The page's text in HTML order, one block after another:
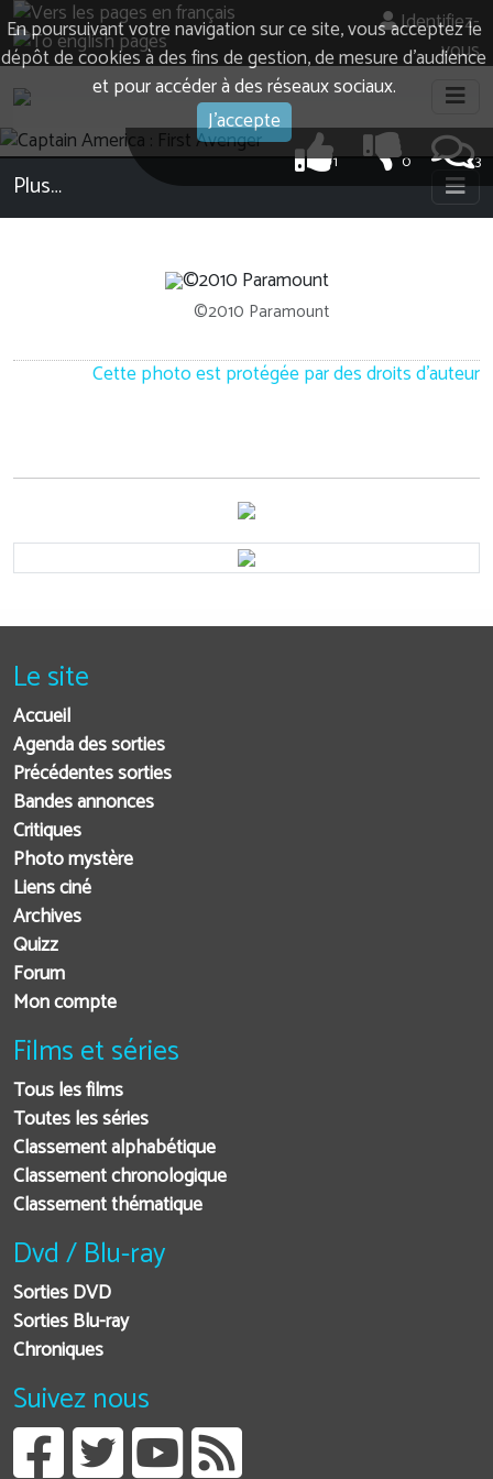
En poursuivant votre navigation sur ce site, vous acceptez le
dépôt de cookies à des fins de gestion, de mesure d’audience
et pour accéder à des réseaux sociaux.
J'accepte
Identifiez-
vous
3
0
1
Plus…
©2010 Paramount
Cette photo est protégée par des droits d'auteur
Le site
Accueil
Agenda des sorties
Précédentes sorties
Bandes annonces
Critiques
Photo mystère
Liens ciné
Archives
Quizz
Forum
Mon compte
Films et séries
Tous les films
Toutes les séries
Classement alphabétique
Classement chronologique
Classement thématique
Dvd / Blu-ray
Sorties DVD
Sorties Blu-ray
Chroniques
Suivez nous